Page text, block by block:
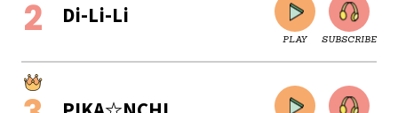
Di-Li-Li
PLAY SUBSCRIBE